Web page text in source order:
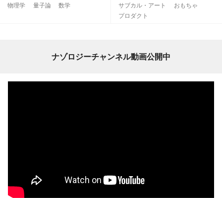
物理学 量子論 数学 サブカル・アート
おもちゃ
プロダクト
ナゾロジーチャンネル動画公開中